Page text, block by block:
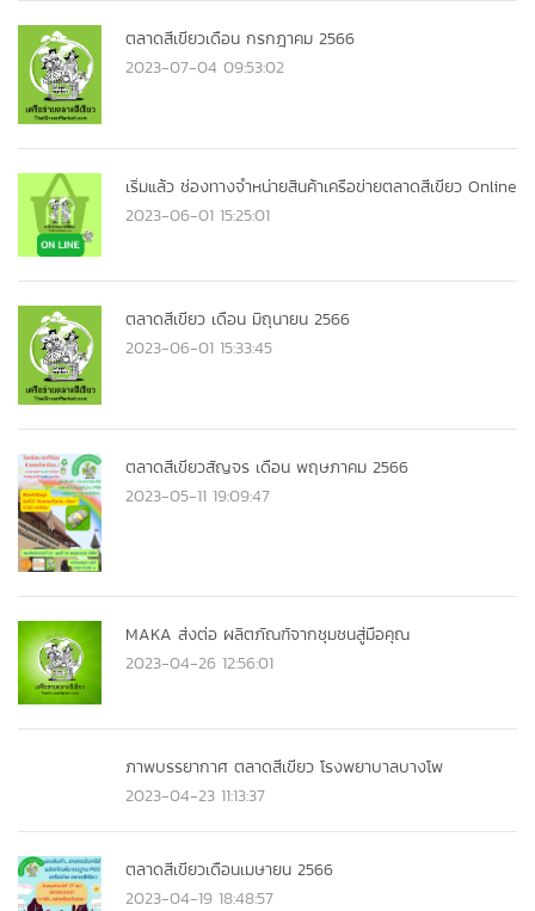
ตลาดสีเขียวเดือน กรกฎาคม 2566
2023-07-04 09:53:02
เริ่มแล้ว ช่องทางจำหน่ายสินค้าเครือข่ายตลาดสีเขียว Online
2023-06-01 15:25:01
ตลาดสีเขียว เดือน มิถุนายน 2566
2023-06-01 15:33:45
ตลาดสีเขียวสัญจร เดือน พฤษภาคม 2566
2023-05-11 19:09:47
MAKA ส่งต่อ ผลิตภัณฑ์จากชุมชนสู่มือคุณ
2023-04-26 12:56:01
ภาพบรรยากาศ ตลาดสีเขียว โรงพยาบาลบางโพ
2023-04-23 11:13:37
ตลาดสีเขียวเดือนเมษายน 2566
2023-04-19 18:48:57